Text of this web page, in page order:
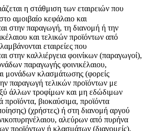
η στάθμιση των εταιρειών που
αμοιβαίο κεφάλαιο και
στην παραγωγή, τη διανομή ή την
και τελικών προϊόντων από
εταιρείες που
στην καλλιέργεια φοινίκων (παραγωγοί),
παραγωγής φοινικέλαιου,
μονάδων κλασμάτωσης (φορείς
παραγωγή τελικών προϊόντων με
άλλων τροφίμων και μη εδώδιμων
προϊόντα, βιοκαύσιμα, προϊόντα
(χρήστες) ή στη διανομή αργού
αλεύρων από πυρήνα
προϊόντων ή κλασμάτων (διανομείς).